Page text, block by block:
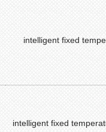
intelligent fixed
intelligent fixed